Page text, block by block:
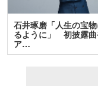
石井琢磨「人生の宝
るように」 初披露曲
ア…